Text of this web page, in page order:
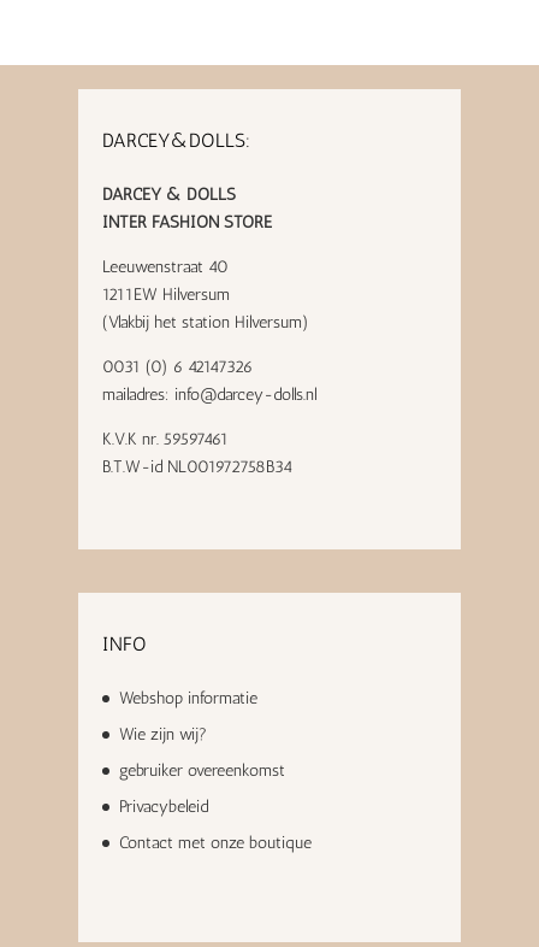
DARCEY&DOLLS:
DARCEY & DOLLS
INTER FASHION STORE
Leeuwenstraat 40
1211EW Hilversum
(Vlakbij het station Hilversum)
0031 (0) 6 42147326
mailadres: info@darcey-dolls.nl
K.V.K nr. 59597461
B.T.W-id NL001972758B34
INFO
Webshop informatie
Wie zijn wij?
gebruiker overeenkomst
Privacybeleid
Contact met onze boutique